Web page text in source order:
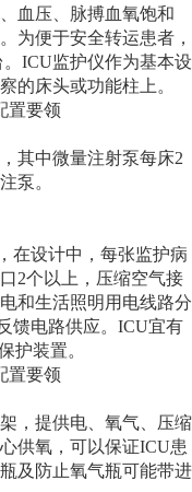
血压、脉搏血氧饱和
为便于安全转运患者，
ICU监护仪作为基本设
的床头或功能柱上。
其中微量注射泵每床2
泵。
在设计中，每张监护病
2个以上，压缩空气接
和生活照明用电线路分
馈电路供应。 ICU宜有
护装置。
，提供电、氧气、压缩
供氧，可以保证ICU患
及防止氧气瓶可能带进